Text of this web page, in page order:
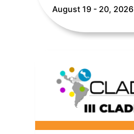
August 19 - 20, 2026